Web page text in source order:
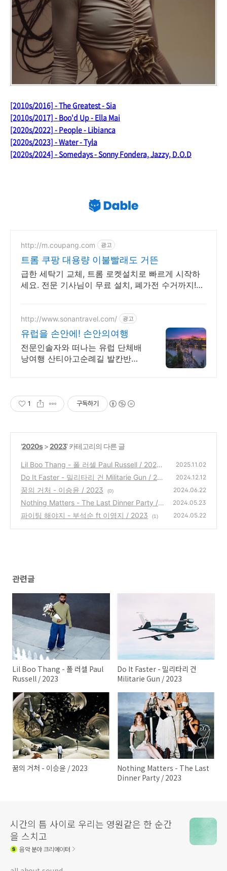
[2010s/2016] - The Greatest - Sia
[2010s/2017] - Boo'd Up - Ella Mai
[2020s/2022] - People - Libianca
[2020s/2023] - Water - Tyla
[2020s/2024] - Somedays - Sonny Fondera, Jazzy, D.O.D
http://m.coupang.com 광고
트롬 쿠팡 대용량 이불빨래도 거뜬
급한 세탁기 교체, 트롬 로켓설치로 빠르게 시작하
세요. 전문 기사님이 무료 설치, 폐가전 수거까지!
http://www.sonantravel.com/ 광고
유럽을 손안에! 손안의여행
전문인솔자와 떠나는 유럽 단체배
낭여행 산티아고순례길 발칸반도
1 구독하기
'2020s>2023' 카테고리의 다른 글
Lil Boo Thang - 폴 러셀 Paul Russell / 2023
(0)
2025.11.02
Do It Faster - 밀리타리 건 Militarie Gun / 202
3
(3)
2024.12.12
꿈의 거처 - 이승윤 / 2023 (0) 2024.06.22
Nothing Matters - The Last Dinner Party / 2
023
(0)
2024.05.23
파이팅 해야지 - 부석순 ft 이영지 / 2023 (1) 2024.05.22
관련글
Lil Boo Thang - 폴 러셀 Paul
Russell / 2023
Do It Faster - 밀리타리 건
Militarie Gun / 2023
꿈의 거처 - 이승윤 / 2023
Nothing Matters - The Last
Dinner Party / 2023
시간의 틈 사이로 우리는 영원같은 한 순간
을 스치고
음악분야 크리에이터